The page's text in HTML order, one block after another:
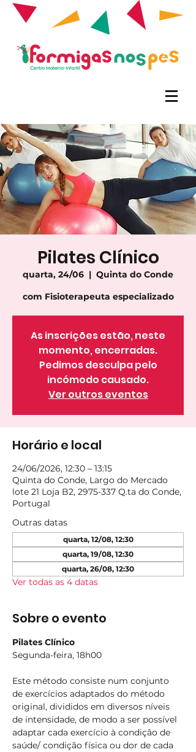
Pilates Clínico
quarta, 24/06
  |
Quinta do Conde
com Fisioterapeuta especializado
As inscrições estão, neste
momento, encerradas.
Pedimos desculpa pelo
incómodo causado.
Ver outros eventos
Horário e local
24/06/2026, 12:30 – 13:15
Quinta do Conde, Largo do Mercado
lote 21 Loja B2, 2975-337 Q.ta do Conde,
Portugal
Outras datas
quarta, 12/08, 12:30
quarta, 19/08, 12:30
quarta, 26/08, 12:30
Ver todas as 4 datas
Sobre o evento
Pilates Clínico
Segunda-feira, 18h00
Este método consiste num conjunto
de exercícios adaptados do método
original, divididos em diversos níveis
de intensidade, de modo a ser possível
adaptar cada exercício à condição de
saúde/ condição física ou dor de cada